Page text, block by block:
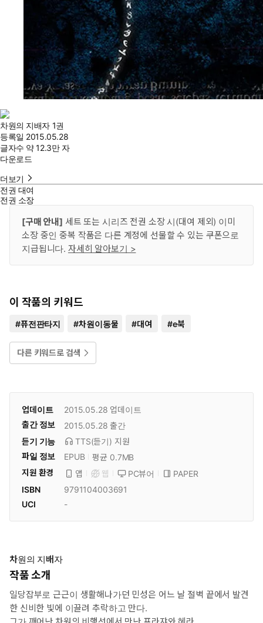
차원의 지배자 1권
등록일 2015.05.28
글자수 약 12.3만 자
다운로드
더보기
전권 대여
전권 소장
[구매 안내] 세트 또는 시리즈 전권 소장 시(대여 제외) 이미
소장 중인 중복 작품은 다른 계정에 선물할 수 있는 쿠폰으로
지급됩니다. 자세히 알아보기 >
이 작품의 키워드
#퓨전판타지 #차원이동물 #대여 #e북
다른 키워드로 검색
업데이트 2015.05.28 업데이트
출간 정보
2015.05.28 출간
듣기 기능
TTS(듣기) 지원
파일 정보
EPUB
평균 0.7MB
지원 환경
앱 웹 PC뷰어
PAPER
ISBN
9791104003691
UCI
-
차원의 지배자
작품 소개
일당잡부로 근근이 생활해나가던 민성은 어느 날 절벽 끝에서 발견
한 신비한 빛에 이끌려 추락하고 만다.